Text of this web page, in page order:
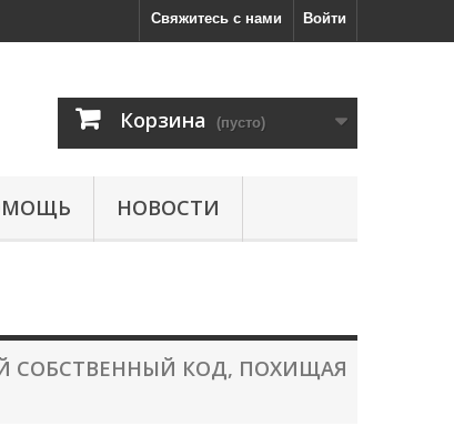
Войти
Свяжитесь с нами
Корзина (пусто)
НОВОСТИ
СОБСТВЕННЫЙ КОД, ПОХИЩАЯ